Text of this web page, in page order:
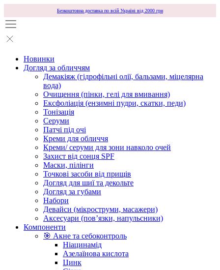
Безкоштовна доставка по всій Україні від 2000 грн
Новинки
Догляд за обличчям
Демакіяж (гідрофільні олії, бальзами, міцелярна
вода)
Очищення (пінки, гелі для вмивання)
Ексфоліація (ензимні пудри, скатки, педи)
Тонізація
Серуми
Патчі під очі
Креми для обличчя
Креми/ серуми для зони навколо очей
Захист від сонця SPF
Маски, пілінги
Точкові засоби від прищів
Догляд для шиї та декольте
Догляд за губами
Набори
Девайси (мікроструми, масажери)
Аксесуари (повʼязки, напульсники)
Компоненти
🎯 Акне та себоконтроль
Ніацинамід
Азелаїнова кислота
Цинк